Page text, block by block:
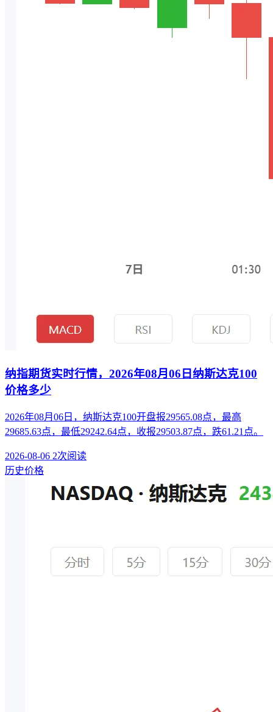
纳指期货实时行情，2026年08月06日纳斯达克100
价格多少
2026年08月06日，纳斯达克100开盘报29565.08点，最高
29685.63点，最低29242.64点，收报29503.87点，跌61.21点。
2026-08-06 2次阅读
历史价格